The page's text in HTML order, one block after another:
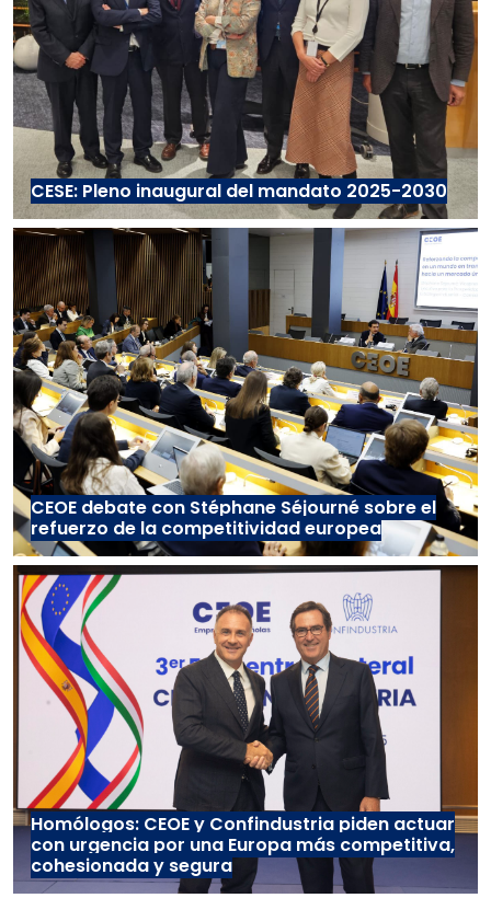
CESE: Pleno inaugural del mandato 2025-2030
CEOE debate con Stéphane Séjourné sobre el
refuerzo de la competitividad europea
Homólogos: CEOE y Confindustria piden actuar
con urgencia por una Europa más competitiva,
cohesionada y segura